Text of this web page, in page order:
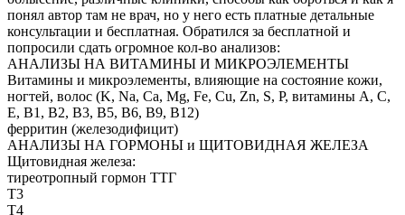
понял автор там не врач, но у него есть платные детальные
консультации и бесплатная. Обратился за бесплатной и
попросили сдать огромное кол-во анализов:
АНАЛИЗЫ НА ВИТАМИНЫ И МИКРОЭЛЕМЕНТЫ
Витамины и микроэлементы, влияющие на состояние кожи,
ногтей, волос (K, Na, Ca, Mg, Fe, Cu, Zn, S, P, витамины A, C,
E, B1, B2, B3, B5, B6, B9, B12)
ферритин (железодифицит)
АНАЛИЗЫ НА ГОРМОНЫ и ЩИТОВИДНАЯ ЖЕЛЕЗА
Щитовидная железа:
тиреотропный гормон ТТГ
Т3
Т4